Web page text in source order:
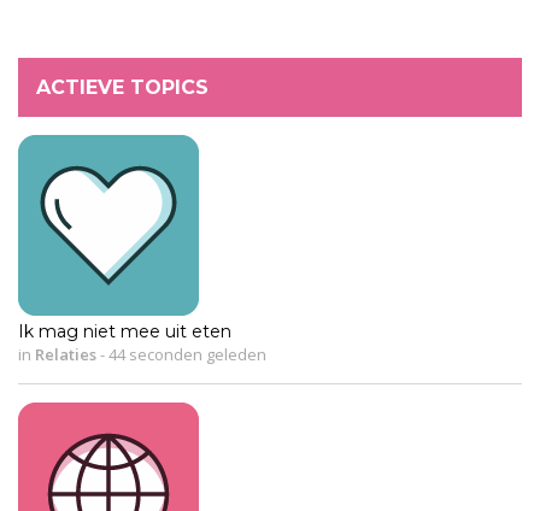
ACTIEVE TOPICS
Ik mag niet mee uit eten
in Relaties-44 seconden geleden